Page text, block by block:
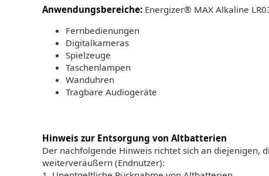
Anwendungsbereiche: Energizer® MAX Alkaline
Fernbedienungen
Digitalkameras
Spielzeuge
Taschenlampen
Wanduhren
Tragbare Audiogeräte
Hinweis zur Entsorgung von Altbatterien
Der nachfolgende Hinweis richtet sich an
weiterveräußern (Endnutzer):